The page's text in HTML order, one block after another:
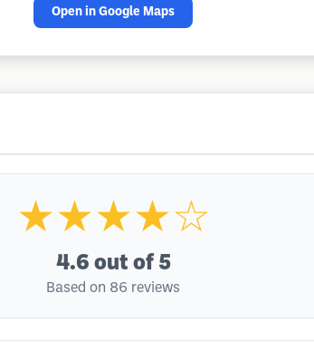
Open in Google Maps
★★★★☆
4.6 out of 5
Based on 86 reviews